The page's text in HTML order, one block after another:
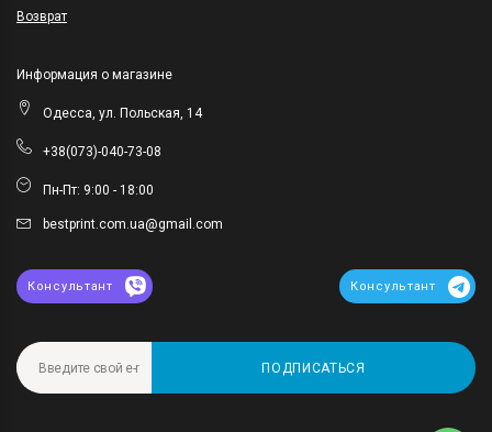
Возврат
Информация о магазине
Одесса, ул. Польская, 14
+38(073)-040-73-08
Пн-Пт: 9:00 - 18:00
bestprint.com.ua@gmail.com
Консультант Консультант
ПОДПИСАТЬСЯ